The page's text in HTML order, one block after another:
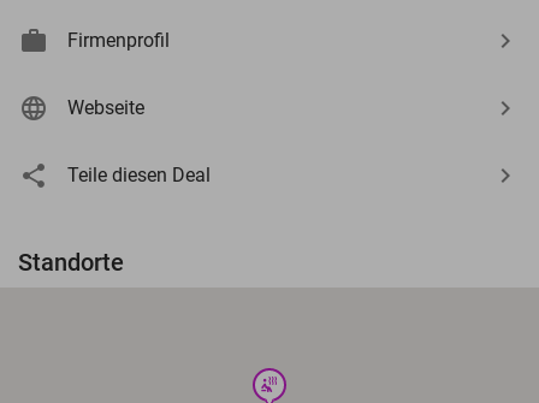
Firmenprofil
Webseite
Teile diesen Deal
Standorte
wellness